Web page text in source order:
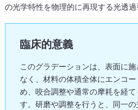
の光学特性を物理的に再現する光透過
臨床的意義
このグラデーションは、表面に
なく、材料の体積全体にエンコ
め、咬合調整や通常の摩耗を経て
す。研磨や調整を行うと、同一